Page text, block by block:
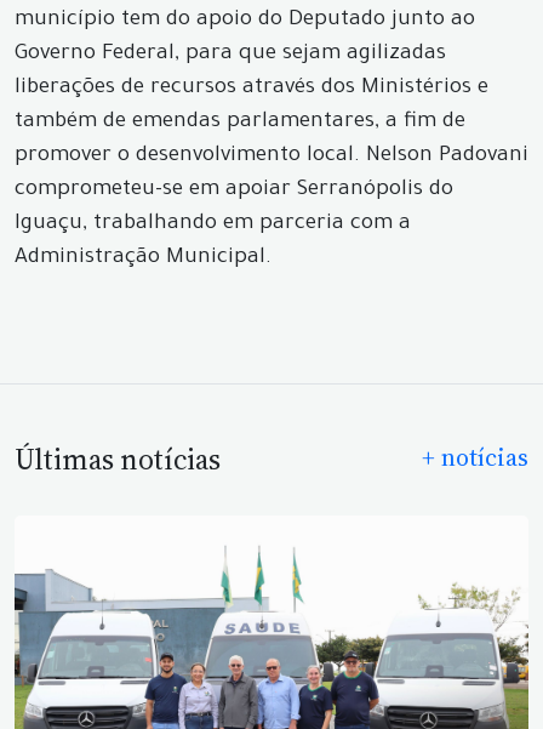
município tem do apoio do Deputado junto ao
Governo Federal, para que sejam agilizadas
liberações de recursos através dos Ministérios e
também de emendas parlamentares, a fim de
promover o desenvolvimento local. Nelson Padovani
comprometeu-se em apoiar Serranópolis do
Iguaçu, trabalhando em parceria com a
Administração Municipal.
Últimas notícias + notícias